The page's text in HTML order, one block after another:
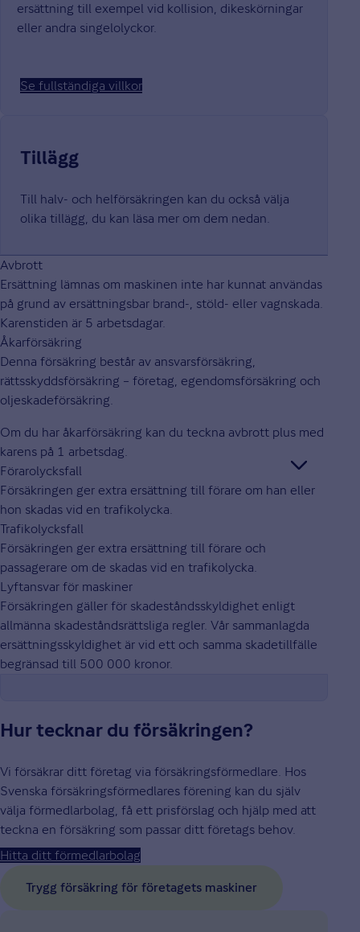
ersättning till exempel vid kollision, dikeskörningar
eller andra singelolyckor.
Se fullständiga villkor
Tillägg
Till halv- och helförsäkringen kan du också välja
olika tillägg, du kan läsa mer om dem nedan.
Avbrott
Ersättning lämnas om maskinen inte har kunnat användas
på grund av ersättningsbar brand-, stöld- eller vagnskada.
Karenstiden är 5 arbetsdagar.
Åkarförsäkring
Denna försäkring består av ansvarsförsäkring,
rättsskyddsförsäkring – företag, egendomsförsäkring och
oljeskadeförsäkring.
Om du har åkarförsäkring kan du teckna avbrott plus med
karens på 1 arbetsdag.
Förarolycksfall
Försäkringen ger extra ersättning till förare om han eller
hon skadas vid en trafikolycka.
Trafikolycksfall
Försäkringen ger extra ersättning till förare och
passagerare om de skadas vid en trafikolycka.
Lyftansvar för maskiner
Försäkringen gäller för skadeståndsskyldighet enligt
allmänna skadeståndsrättsliga regler. Vår sammanlagda
ersättningsskyldighet är vid ett och samma skadetillfälle
begränsad till 500 000 kronor.
Hur tecknar du försäkringen?
Vi försäkrar ditt företag via försäkringsförmedlare. Hos
Svenska försäkringsförmedlares förening kan du själv
välja förmedlarbolag, få ett prisförslag och hjälp med att
teckna en försäkring som passar ditt företags behov.
Hitta ditt förmedlarbolag
Trygg försäkring för företagets maskiner